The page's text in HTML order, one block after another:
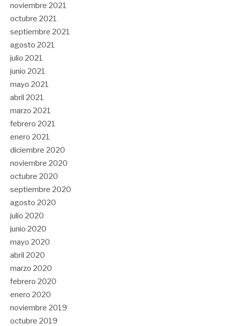
noviembre 2021
octubre 2021
septiembre 2021
agosto 2021
julio 2021
junio 2021
mayo 2021
abril 2021
marzo 2021
febrero 2021
enero 2021
diciembre 2020
noviembre 2020
octubre 2020
septiembre 2020
agosto 2020
julio 2020
junio 2020
mayo 2020
abril 2020
marzo 2020
febrero 2020
enero 2020
noviembre 2019
octubre 2019